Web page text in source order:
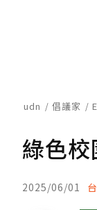
udn 倡議家
綠色
2025/06/01